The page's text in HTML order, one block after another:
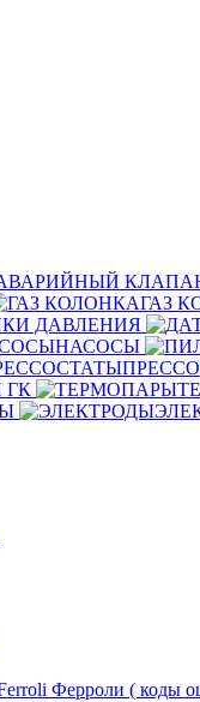
ГАЗ
ДАВЛЕНИЯ
НАСОСЫ
ГК
Ферроли ( коды